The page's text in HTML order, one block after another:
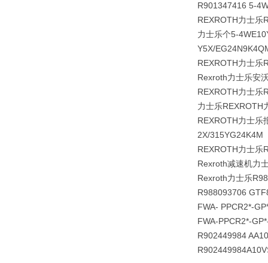
R901347416 5-
REXROTH力士乐
力士乐个5-
Y5X/
REXROTH力士乐
Rexroth力士乐安
REXROTH力士乐
力士乐REXROTH
REXROTH力士乐
2X/315YG24K4M
REXROTH力士乐
Rexroth减速机力
Rexroth力士乐
R988093706
FWA- PPCR2*-
FWA-PPCR2*-
R902449984